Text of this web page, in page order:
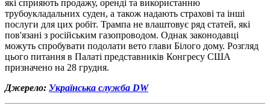
які сприяють продажу, оренді та використанню
трубоукладальних суден, а також надають страхові та інші
послуги для цих робіт. Трампа не влаштовує ряд статей, які
пов'язані з російським газопроводом. Однак законодавці
можуть спробувати подолати вето глави Білого дому. Розгляд
цього питання в Палаті представників Конгресу США
призначено на 28 грудня.
Джерело: Українська служба DW